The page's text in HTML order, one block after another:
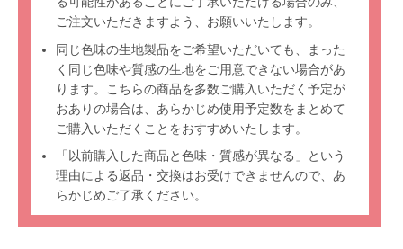
ご注文いただきますよう、お願いいたします。
同じ色味の生地製品をご希望いただいても、まった
く同じ色味や質感の生地をご用意できない場合があ
ります。こちらの商品を多数ご購入いただく予定が
おありの場合は、あらかじめ使用予定数をまとめて
ご購入いただくことをおすすめいたします。
「以前購入した商品と色味・質感が異なる」という
理由による返品・交換はお受けできませんので、あ
らかじめご了承ください。